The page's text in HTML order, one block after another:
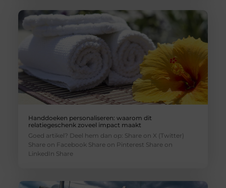
Handdoeken personaliseren: waarom dit
relatiegeschenk zoveel impact maakt
Goed artikel? Deel hem dan op: Share on X (Twitter)
Share on Facebook Share on Pinterest Share on
LinkedIn Share